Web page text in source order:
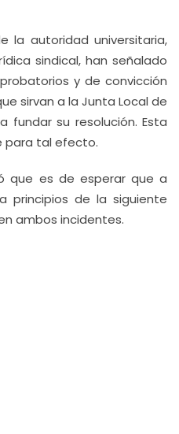
la autoridad universitaria,
sindical, han señalado
y de convicción
sirvan a la Junta Local de
fundar su resolución. Esta
para tal efecto.
que es de esperar que a
principios de la siguiente
ambos incidentes.